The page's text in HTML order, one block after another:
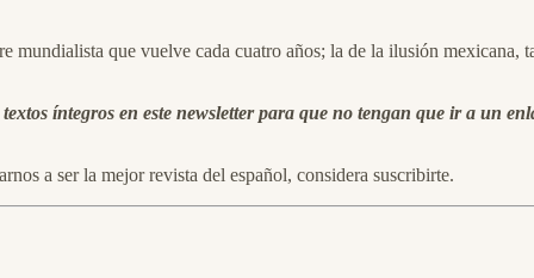
que vuelve cada cuatro años; la de la ilusión mexicana,
íntegros en este newsletter para que no tengan que ir a un
a ser la mejor revista del español, considera suscribirte.